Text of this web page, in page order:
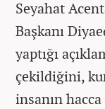
Seyahat
Başkanı
yaptığı
çekildiğini,
insanın hacca